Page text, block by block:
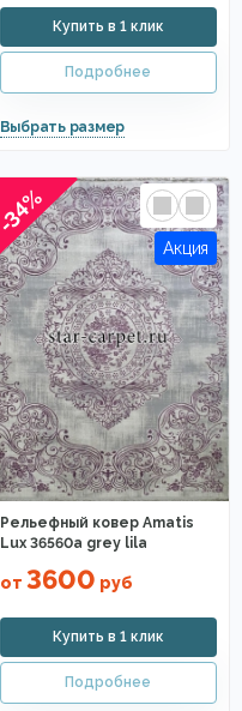
-34%
Рельефный ковер Amatis
Lux 36560a grey lila
от 3600 руб